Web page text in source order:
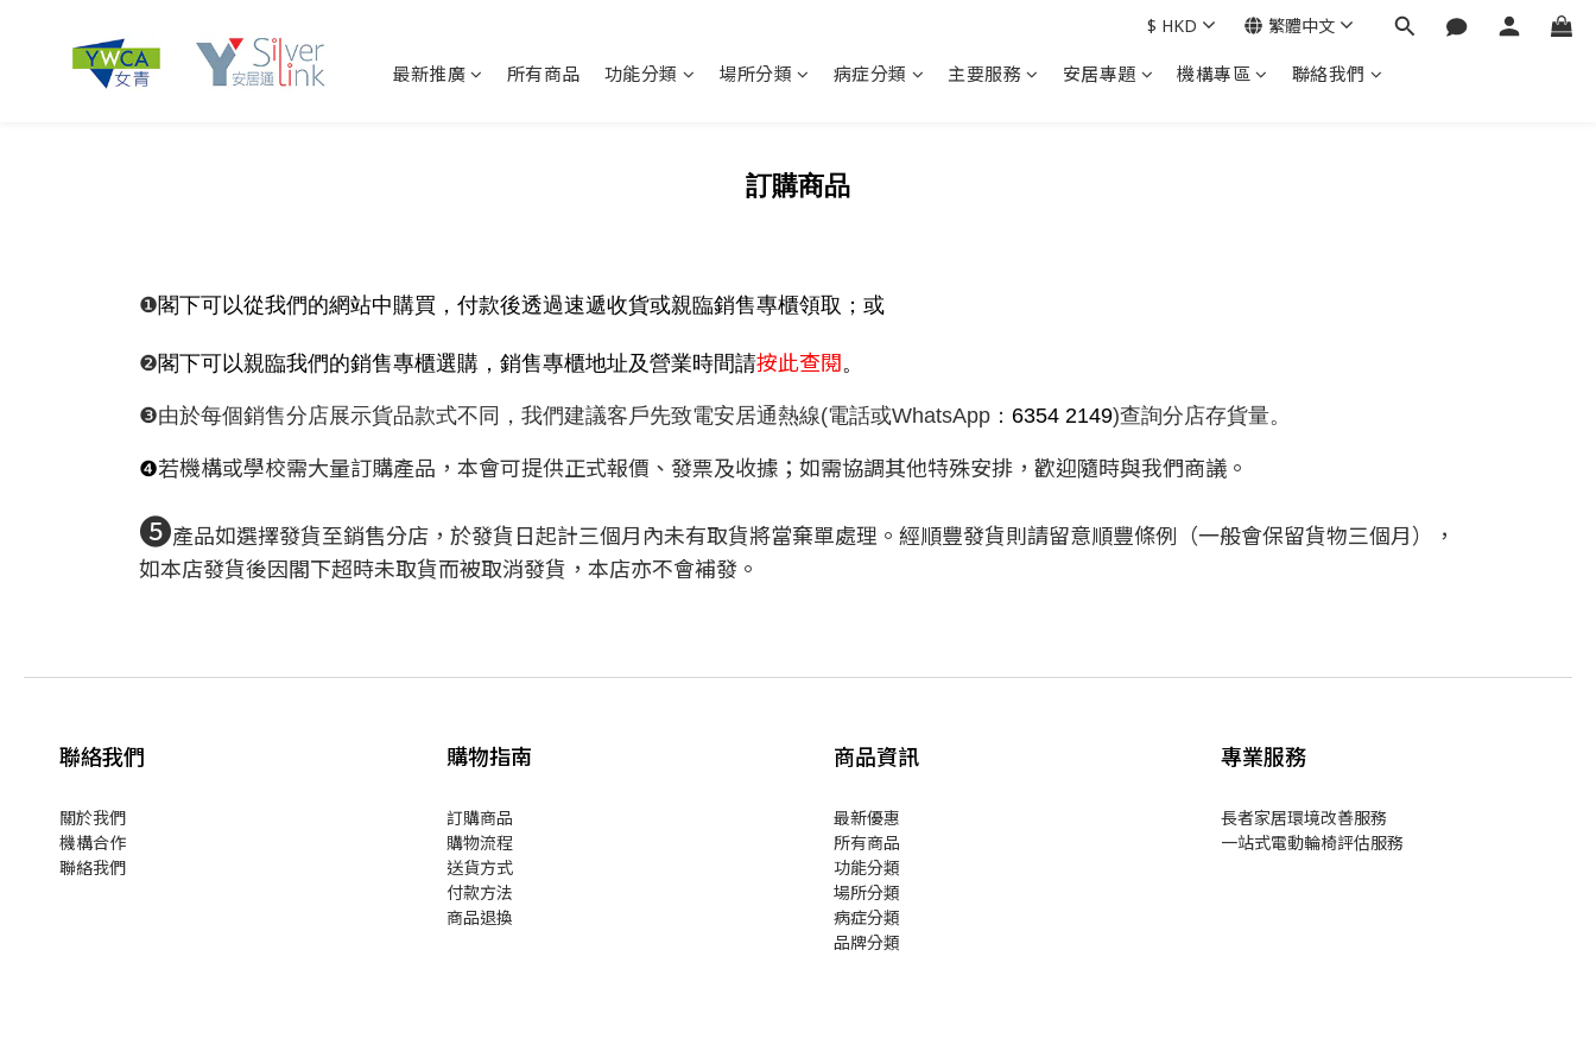
最新推廣 所有商品 功能分類 場所分類 病症分類 主要服務 安居專題 機構專區 聯絡我們
$ HKD 繁體中文
訂購商品
❶閣下可以從我們的網站中購買，付款後透過速遞收貨或親臨銷售專櫃領取；或
❷閣下可以親臨我們的銷售專櫃選購，銷售專櫃地址及營業時間請按此查閱。
❸由於每個銷售分店展示貨品款式不同，我們建議客戶先致電安居通熱線(電話或WhatsApp： 6354 2149)查詢分店存貨量。
❹若機構或學校需大量訂購產品， 本會可提供正式報價、 發票及收據； 如需協調其他特殊安排，歡迎隨時與我們商議。
❺產品如選擇發貨至銷售分店，於發貨日起計三個月內未有取貨將當棄單處理。經順豐發貨則請留意順豐條例（一般會保留貨物三個月），
如本店發貨後因閣下超時未取貨而被取消發貨，本店亦不會補發。
聯絡我們
關於我們
機構合作
聯絡我們
購物指南
訂購商品
購物流程
送貨方式
付款方法
商品退換
商品資訊
最新優惠
所有商品
功能分類
場所分類
病症分類
品牌分類
專業服務
長者家居環境改善服務
一站式電動輪椅評估服務